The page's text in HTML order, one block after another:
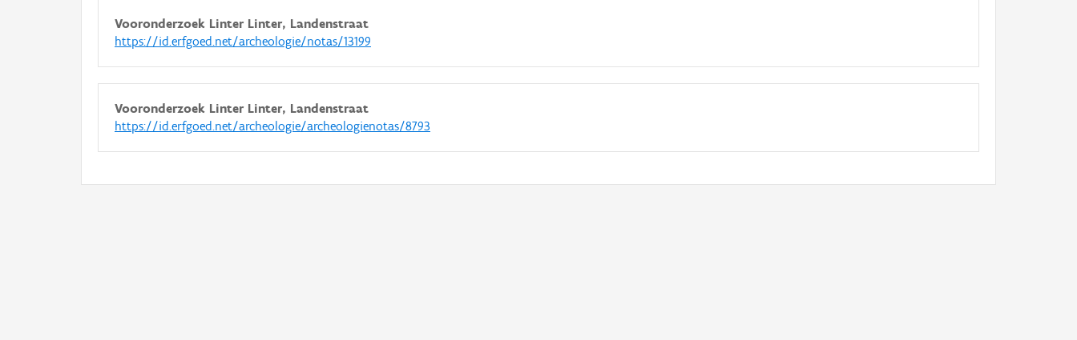
Vooronderzoek Linter Linter, Landenstraat
https://id.erfgoed.net/archeologie/notas/13199
Vooronderzoek Linter Linter, Landenstraat
https://id.erfgoed.net/archeologie/archeologienotas/8793